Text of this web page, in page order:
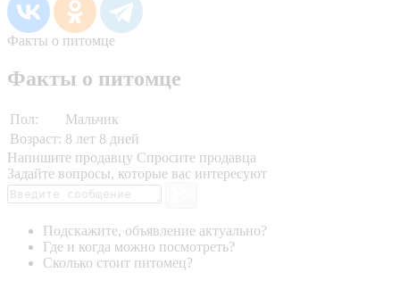
Факты о питомце
Факты о питомце
Пол:
Мальчик
Возраст: 8 лет 8 дней
Напишите продавцу Спросите продавца
Задайте вопросы, которые вас интересуют
Подскажите, объявление актуально?
Где и когда можно посмотреть?
Сколько стоит питомец?